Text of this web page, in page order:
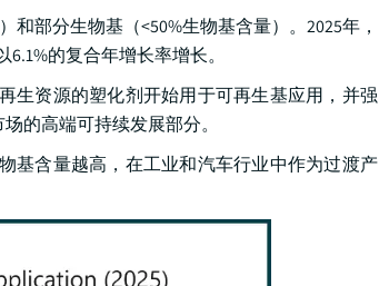
部分生物基（<50%生物基含量）。2025年，
的复合年增长率增长。
生资源的塑化剂开始用于可再生基应用，并强
的高端可持续发展部分。
基含量越高，在工业和汽车行业中作为过渡产